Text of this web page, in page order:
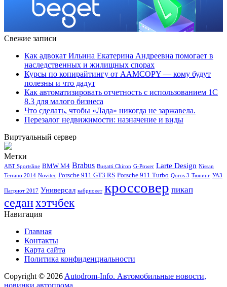
Свежие записи
Как адвокат Ильина Екатерина Андреевна помогает в
наследственных и жилищных спорах
Курсы по копирайтингу от AAMCOPY — кому будут
полезны и что дадут
Как автоматизировать отчетность с использованием 1С
8.3 для малого бизнеса
Что сделать, чтобы «Лада» никогда не заржавела.
Перезалог недвижимости: назначение и виды
Виртуальный сервер
Метки
ABT Sportsline BMW M4 Brabus Bugatti Chiron G-Power Larte Design Nissan
Terrano 2014 Novitec Porsche 911 GT3 RS Porsche 911 Turbo Qoros 3 Тюнинг УАЗ
Патриот 2017 Универсал кабриолет кроссовер пикап
седанхэтчбек
Навигация
Главная
Контакты
Карта сайта
Политика конфиденциальности
Copyright © 2026 Autodrom-Info. Автомобильные новости,